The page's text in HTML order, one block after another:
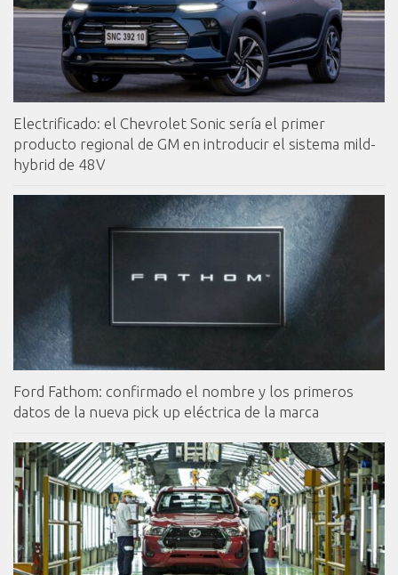
Electrificado: el Chevrolet Sonic sería el primer
producto regional de GM en introducir el sistema mild-
hybrid de 48V
Ford Fathom: confirmado el nombre y los primeros
datos de la nueva pick up eléctrica de la marca